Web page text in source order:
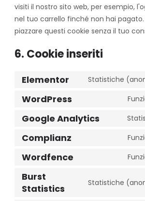
visiti il nostro sito web, per esempio,
nel tuo carrello finché non hai pagato.
piazzare questi cookie senza il tuo
6. Cookie inseriti
Elementor Statistiche
WordPress
Google Analytics
Complianz
Wordfence
Burst
Statistics
Statistiche